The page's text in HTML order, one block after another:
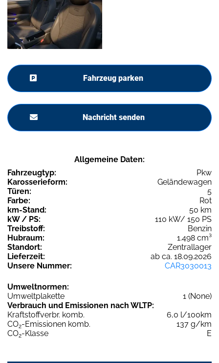
Fahrzeug parken
Nachricht senden
Allgemeine Daten:
Fahrzeugtyp:
Pkw
Karosserieform:
Geländewagen
Türen:
5
Farbe:
Rot
km-Stand:
50 km
kW / PS:
110 kW/ 150 PS
Treibstoff:
Benzin
Hubraum:
1.498 cm³
Standort:
Zentrallager
Lieferzeit:
ab ca. 18.09.2026
Unsere Nummer:
CAR3030013
Umweltnormen:
Umweltplakette
1 (None)
Verbrauch und Emissionen nach WLTP:
Kraftstoffverbr. komb.
6,0 l/100km
CO2-Emissionen komb.
137 g/km
CO2-Klasse E